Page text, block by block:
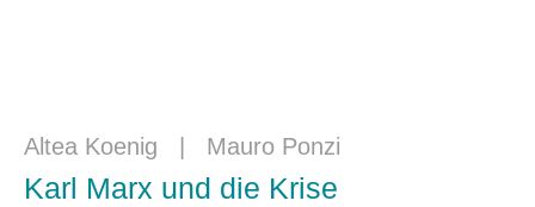
Altea Koenig Mauro Ponzi
Karl Marx und die Krise